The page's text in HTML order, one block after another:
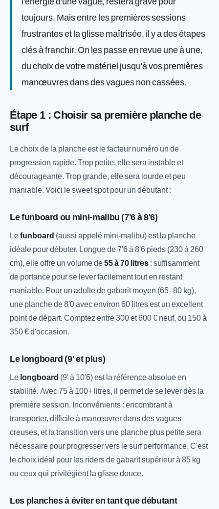
toujours. Mais entre les premières sessions
frustrantes et la glisse maîtrisée, il y a des étapes
clés à franchir. On les passe en revue une à une,
du choix de votre matériel jusqu'à vos premières
manœuvres dans des vagues non cassées.
Étape 1 : Choisir sa première planche de
surf
Le choix de la planche est le facteur numéro un de
progression rapide. Trop petite, elle sera instable et
décourageante. Trop grande, elle sera lourde et peu
maniable. Voici le sweet spot pour un débutant :
Le funboard ou mini-malibu (7'6 à 8'6)
Lefunboard (aussi appelé mini-malibu) est la planche
idéale pour débuter. Longue de 7'6 à 8'6 pieds (230 à 260
cm), elle offre un volume de55 à 70 litres: suffisamment
de portance pour se lever facilement tout en restant
maniable. Pour un adulte de gabarit moyen (65–80 kg),
une planche de 8'0 avec environ 60 litres est un excellent
point de départ. Comptez entre 300 et 600 € neuf, ou 150 à
350 € d'occasion.
Le longboard (9' et plus)
Lelongboard (9' à 10'6) est la référence absolue en
stabilité. Avec 75 à 100+ litres, il permet de se lever dès la
première session. Inconvénients : encombrant à
transporter, difficile à manœuvrer dans des vagues
creuses, et la transition vers une planche plus petite sera
nécessaire pour progresser vers le surf performance. C'est
le choix idéal pour les riders de gabarit supérieur à 85 kg
ou ceux qui privilégient la glisse douce.
Les planches à éviter en tant que débutant